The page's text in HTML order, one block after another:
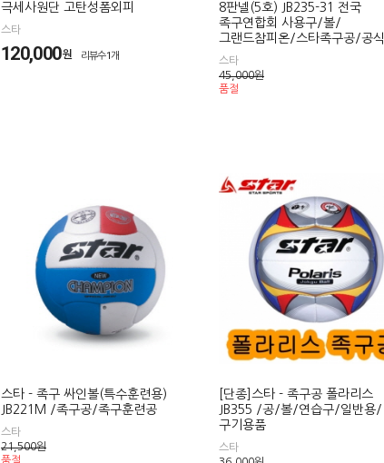
극세사원단 고탄성폼외피
스타
120,000원 리뷰수1개
8판넬(5호) JB235-31 전국
족구연합회 사용구/볼/
그랜드참피온/스타족구공/공식
스타
45,000원
품절
스타 - 족구 싸인볼(특수훈련용)
JB221M /족구공/족구훈련공
스타
21,500원
품절
[단종]스타 - 족구공 폴라리스
JB355 /공/볼/연습구/일반용/
구기용품
스타